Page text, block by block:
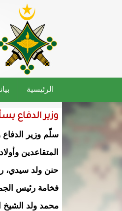
الرئيسية
وزير الدفاع
سلّم وزير
المتقاعدين
حنن ولد سيدي،
فخامة رئيس
محمد ولد الشيخ